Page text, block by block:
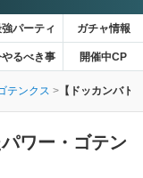
パーティ ガチャ情報
るべき事 開催中CP
テンクス 【ドッカンバト
ワー・ゴテン